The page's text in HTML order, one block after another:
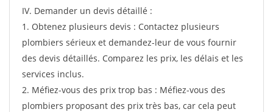
IV. Demander un devis détaillé :
1. Obtenez plusieurs devis : Contactez plusieurs
plombiers sérieux et demandez-leur de vous fournir
des devis détaillés. Comparez les prix, les délais et les
services inclus.
2. Méfiez-vous des prix trop bas : Méfiez-vous des
plombiers proposant des prix très bas, car cela peut